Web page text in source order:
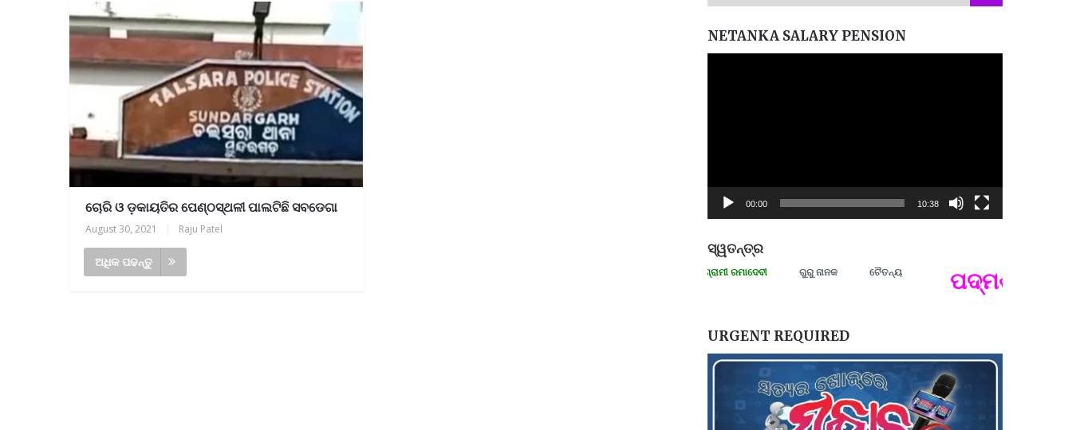
ଚୋରି ଓ ଡ଼କାୟତିର ପେଣ୍ଠସ୍ଥଳୀ ପାଲଟିଛି ସବଡେଗା
August 30, 2021 Raju Patel
ଅଧିକ ପଢନ୍ତୁ
NETANKA SALARY PENSION
00:00 10:38
ସ୍ୱତନ୍ତ୍ର
ମନେ ପଡନ୍ତି: ସ୍ୱାଧୀନତା ସଂଗ୍ରାମୀ ରମାଦେବୀ ଗୁରୁ ନାନକ ଚୈତନ୍ୟ ପଦ୍ମଶ୍ରୀ
URGENT REQUIRED